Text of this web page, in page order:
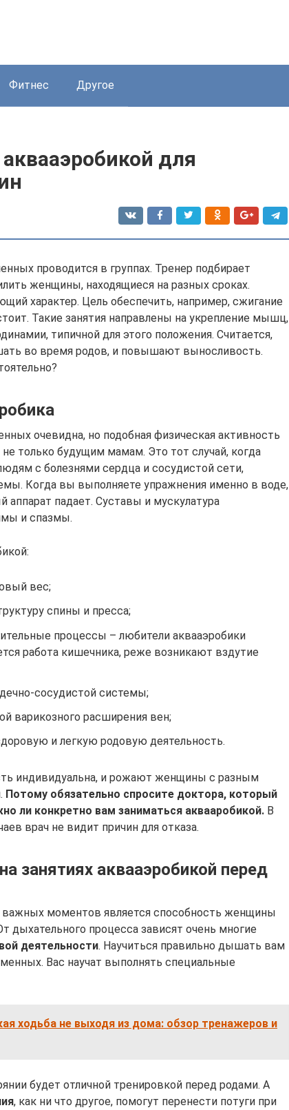
Фитнес Другое
для
проводится в группах. Тренер подбирает
женщины, находящиеся на разных сроках.
характер. Цель обеспечить, например, сжигание
Такие занятия направлены на укрепление мышц,
типичной для этого положения. Считается,
во время родов, и повышают выносливость.
очевидна, но подобная физическая активность
только будущим мамам. Это тот случай, когда
с болезнями сердца и сосудистой сети,
Когда вы выполняете упражнения именно в воде,
аппарат падает. Суставы и мускулатура
и спазмы.
вес;
спины и пресса;
процессы – любители аквааэробики
работа кишечника, реже возникают вздутие
сосудистой системы;
варикозного расширения вен;
и легкую родовую деятельность.
индивидуальна, и рожают женщины с разным
Потому обязательно спросите доктора, который
ли конкретно вам заниматься аквааробикой. В
врач не видит причин для отказа.
занятиях аквааэробикой перед
моментов является способность женщины
дыхательного процесса зависят очень многие
деятельности. Научиться правильно дышать вам
Вас научат выполнять специальные
ходьба не выходя из дома: обзор тренажеров и
будет отличной тренировкой перед родами. А
, как ни что другое, помогут перенести потуги при